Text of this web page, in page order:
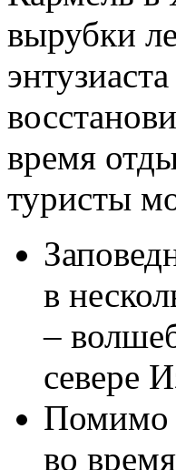
вырубки
время
туристы
в
–
севере
Помимо
во